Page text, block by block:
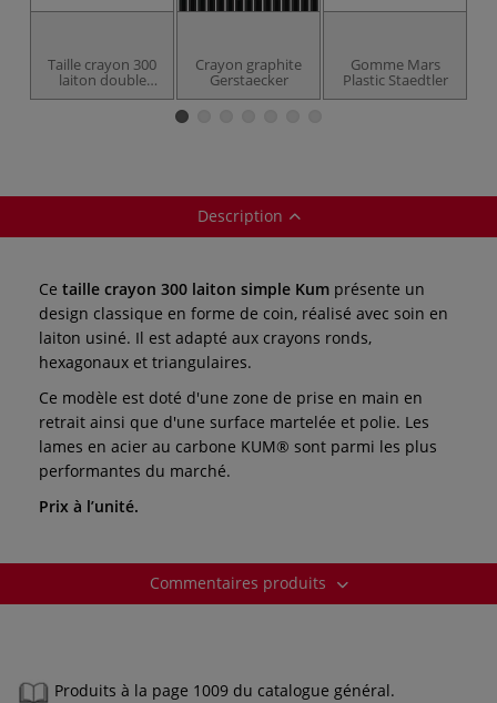
Taille crayon 300
laiton double
Kum
Crayon graphite
Gerstaecker
Gomme Mars
Plastic Staedtler
Description
Ce taille crayon 300 laiton simple Kum présente un
design classique en forme de coin, réalisé avec soin en
laiton usiné. Il est adapté aux crayons ronds,
hexagonaux et triangulaires.
Ce modèle est doté d'une zone de prise en main en
retrait ainsi que d'une surface martelée et polie. Les
lames en acier au carbone KUM® sont parmi les plus
performantes du marché.
Prix à l’unité.
Commentaires produits
Produits à la page 1009 du catalogue général.